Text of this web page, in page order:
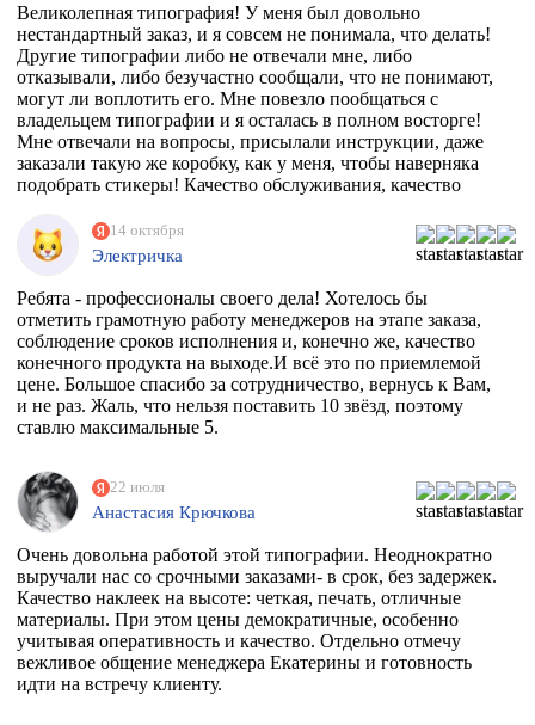
Великолепная типография! У меня был довольно
нестандартный заказ, и я совсем не понимала, что делать!
Другие типографии либо не отвечали мне, либо
отказывали, либо безучастно сообщали, что не понимают,
могут ли воплотить его. Мне повезло пообщаться с
владельцем типографии и я осталась в полном восторге!
Мне отвечали на вопросы, присылали инструкции, даже
заказали такую же коробку, как у меня, чтобы наверняка
подобрать стикеры! Качество обслуживания, качество
14 октября
Электричка
Ребята - профессионалы своего дела! Хотелось бы
отметить грамотную работу менеджеров на этапе заказа,
соблюдение сроков исполнения и, конечно же, качество
конечного продукта на выходе.И всё это по приемлемой
цене. Большое спасибо за сотрудничество, вернусь к Вам,
и не раз. Жаль, что нельзя поставить 10 звёзд, поэтому
ставлю максимальные 5.
22 июля
Анастасия Крючкова
Очень довольна работой этой типографии. Неоднократно
выручали нас со срочными заказами- в срок, без задержек.
Качество наклеек на высоте: четкая, печать, отличные
материалы. При этом цены демократичные, особенно
учитывая оперативность и качество. Отдельно отмечу
вежливое общение менеджера Екатерины и готовность
идти на встречу клиенту.